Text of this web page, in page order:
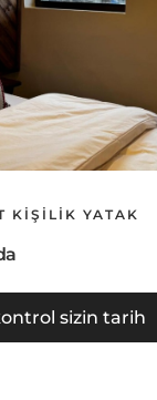
KIŞILIK YATAK
sizin tarih